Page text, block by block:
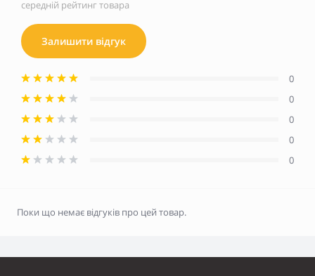
середній рейтинг товара
Залишити відгук
0
0
0
0
0
Поки що немає відгуків про цей товар.